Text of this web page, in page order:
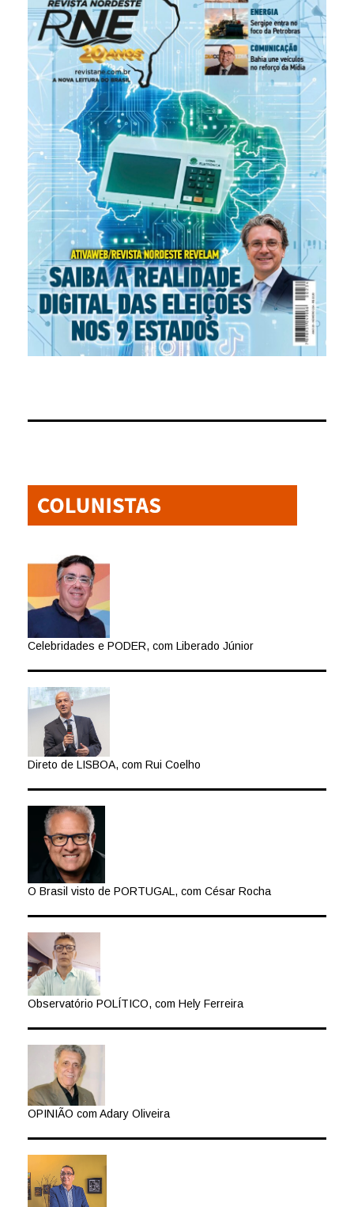
Celebridades e PODER, com Liberado Júnior
Direto de LISBOA, com Rui Coelho
O Brasil visto de PORTUGAL, com César Rocha
Observatório POLÍTICO, com Hely Ferreira
OPINIÃO com Adary Oliveira